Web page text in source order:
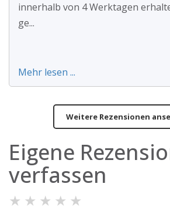
innerhalb von 4 Werktagen
ge...
Mehr lesen ...
Weitere Rezensionen
Eigene
verfassen
★ ★ ★ ★ ★